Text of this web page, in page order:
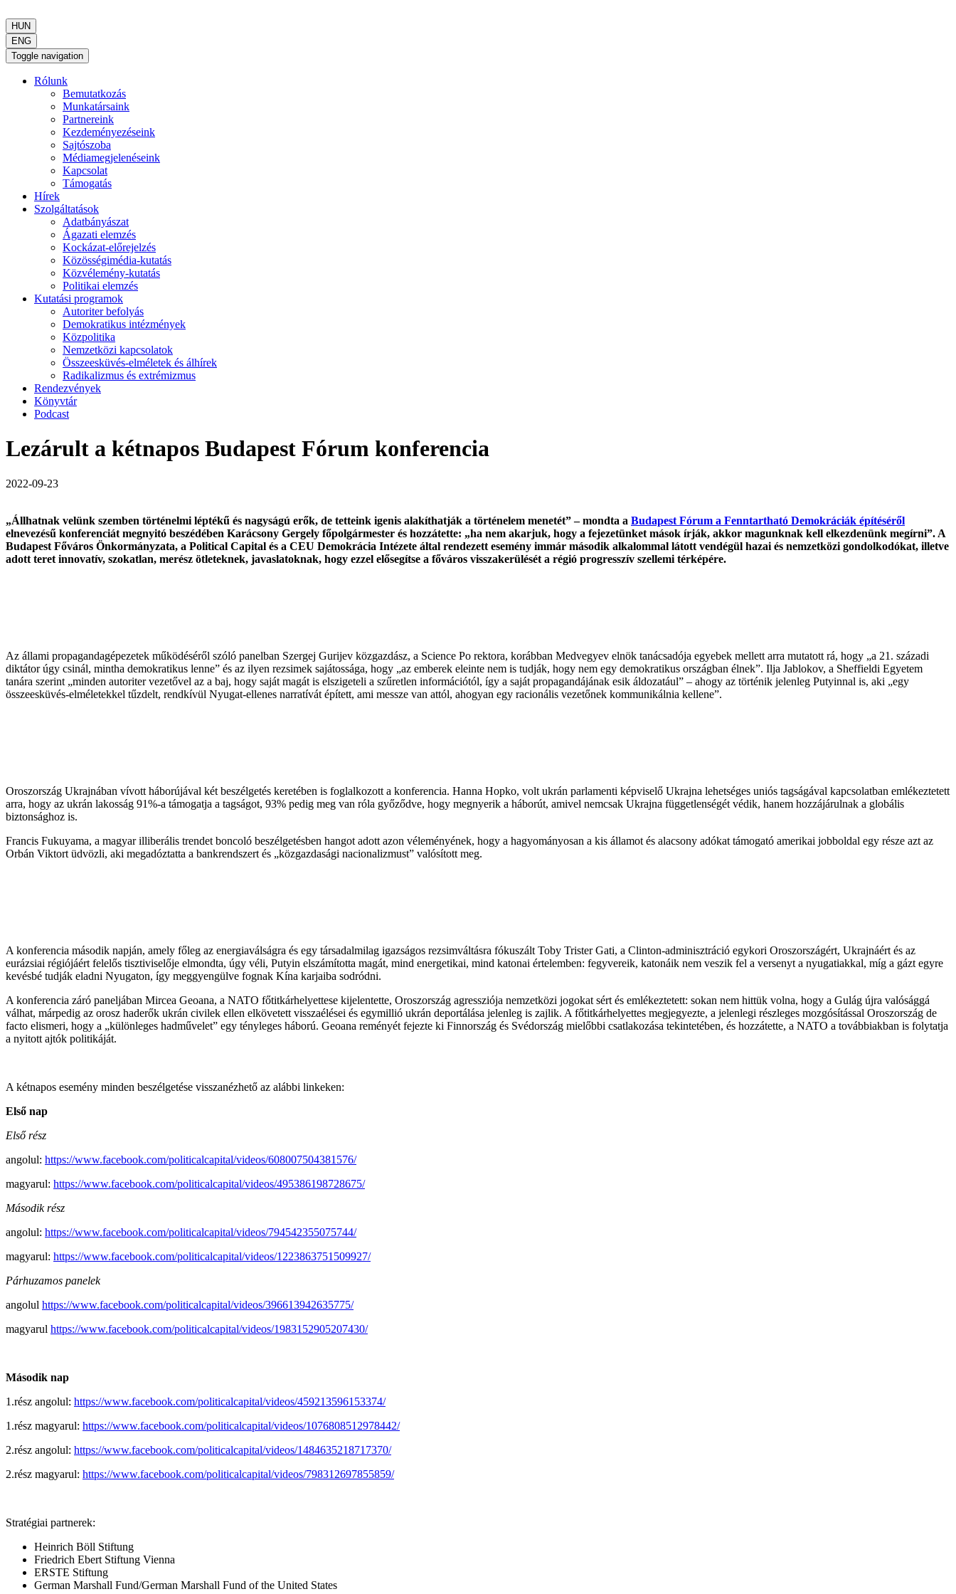
HUN
ENG
Toggle navigation
Rólunk
Bemutatkozás
Munkatársaink
Partnereink
Kezdeményezéseink
Sajtószoba
Médiamegjelenéseink
Kapcsolat
Támogatás
Hírek
Szolgáltatások
Adatbányászat
Ágazati elemzés
Kockázat-előrejelzés
Közösségimédia-kutatás
Közvélemény-kutatás
Politikai elemzés
Kutatási programok
Autoriter befolyás
Demokratikus intézmények
Közpolitika
Nemzetközi kapcsolatok
Összeesküvés-elméletek és álhírek
Radikalizmus és extrémizmus
Rendezvények
Könyvtár
Podcast
Lezárult a kétnapos Budapest Fórum konferencia
2022-09-23
„Állhatnak velünk szemben történelmi léptékű és nagyságú erők, de tetteink igenis alakíthatják a történelem menetét” – mondta a Budapest Fórum a Fenntartható Demokráciák építéséről
elnevezésű konferenciát megnyitó beszédében Karácsony Gergely főpolgármester és hozzátette: „ha nem akarjuk, hogy a fejezetünket mások írják, akkor magunknak kell elkezdenünk megírni”. A
Budapest Főváros Önkormányzata, a Political Capital és a CEU Demokrácia Intézete által rendezett esemény immár második alkalommal látott vendégül hazai és nemzetközi gondolkodókat, illetve
adott teret innovatív, szokatlan, merész ötleteknek, javaslatoknak, hogy ezzel elősegítse a főváros visszakerülését a régió progresszív szellemi térképére.
Az állami propagandagépezetek működéséről szóló panelban Szergej Gurijev közgazdász, a Science Po rektora, korábban Medvegyev elnök tanácsadója egyebek mellett arra mutatott rá, hogy „a 21. századi
diktátor úgy csinál, mintha demokratikus lenne” és az ilyen rezsimek sajátossága, hogy „az emberek eleinte nem is tudják, hogy nem egy demokratikus országban élnek”. Ilja Jablokov, a Sheffieldi Egyetem
tanára szerint „minden autoriter vezetővel az a baj, hogy saját magát is elszigeteli a szűretlen információtól, így a saját propagandájának esik áldozatául” – ahogy az történik jelenleg Putyinnal is, aki „egy
összeesküvés-elméletekkel tűzdelt, rendkívül Nyugat-ellenes narratívát épített, ami messze van attól, ahogyan egy racionális vezetőnek kommunikálnia kellene”.
Oroszország Ukrajnában vívott háborújával két beszélgetés keretében is foglalkozott a konferencia. Hanna Hopko, volt ukrán parlamenti képviselő Ukrajna lehetséges uniós tagságával kapcsolatban emlékeztetett
arra, hogy az ukrán lakosság 91%-a támogatja a tagságot, 93% pedig meg van róla győződve, hogy megnyerik a háborút, amivel nemcsak Ukrajna függetlenségét védik, hanem hozzájárulnak a globális
biztonsághoz is.
Francis Fukuyama, a magyar illiberális trendet boncoló beszélgetésben hangot adott azon véleményének, hogy a hagyományosan a kis államot és alacsony adókat támogató amerikai jobboldal egy része azt az
Orbán Viktort üdvözli, aki megadóztatta a bankrendszert és „közgazdasági nacionalizmust” valósított meg.
A konferencia második napján, amely főleg az energiaválságra és egy társadalmilag igazságos rezsimváltásra fókuszált Toby Trister Gati, a Clinton-adminisztráció egykori Oroszországért, Ukrajnáért és az
eurázsiai régiójáért felelős tisztiviselője elmondta, úgy véli, Putyin elszámította magát, mind energetikai, mind katonai értelemben: fegyvereik, katonáik nem veszik fel a versenyt a nyugatiakkal, míg a gázt egyre
kevésbé tudják eladni Nyugaton, így meggyengülve fognak Kína karjaiba sodródni.
A konferencia záró paneljában Mircea Geoana, a NATO főtitkárhelyettese kijelentette, Oroszország agressziója nemzetközi jogokat sért és emlékeztetett: sokan nem hittük volna, hogy a Gulág újra valósággá
válhat, márpedig az orosz haderők ukrán civilek ellen elkövetett visszaélései és egymillió ukrán deportálása jelenleg is zajlik. A főtitkárhelyettes megjegyezte, a jelenlegi részleges mozgósítással Oroszország de
facto elismeri, hogy a „különleges hadművelet” egy tényleges háború. Geoana reményét fejezte ki Finnország és Svédország mielőbbi csatlakozása tekintetében, és hozzátette, a NATO a továbbiakban is folytatja
a nyitott ajtók politikáját.
A kétnapos esemény minden beszélgetése visszanézhető az alábbi linkeken:
Első nap
Első rész
angolul: https://www.facebook.com/politicalcapital/videos/608007504381576/
magyarul: https://www.facebook.com/politicalcapital/videos/495386198728675/
Második rész
angolul: https://www.facebook.com/politicalcapital/videos/794542355075744/
magyarul: https://www.facebook.com/politicalcapital/videos/1223863751509927/
Párhuzamos panelek
angolul https://www.facebook.com/politicalcapital/videos/396613942635775/
magyarul https://www.facebook.com/politicalcapital/videos/1983152905207430/
Második nap
1.rész angolul: https://www.facebook.com/politicalcapital/videos/459213596153374/
1.rész magyarul: https://www.facebook.com/politicalcapital/videos/1076808512978442/
2.rész angolul: https://www.facebook.com/politicalcapital/videos/1484635218717370/
2.rész magyarul: https://www.facebook.com/politicalcapital/videos/798312697855859/
Stratégiai partnerek:
Heinrich Böll Stiftung
Friedrich Ebert Stiftung Vienna
ERSTE Stiftung
German Marshall Fund/German Marshall Fund of the United States